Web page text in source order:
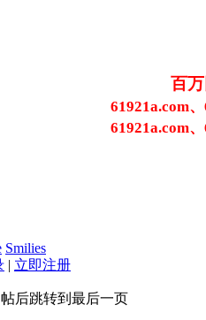
百
61921a.com
61921a.com
Smilies
| 立即注册
帖后跳转到最后一页